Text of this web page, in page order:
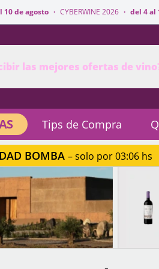
2026 · del 4 al 10 de agosto ·
las mejores ofertas de
Tips de Compra
BOMBA – solo por 03:06 hs